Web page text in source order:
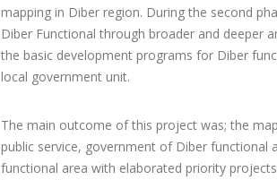
mapping in Diber region. During the second
Diber Functional through broader and deeper
the basic development programs for Diber
local government unit.
The main outcome of this project was; the
public service, government of Diber functional
functional area with elaborated priority